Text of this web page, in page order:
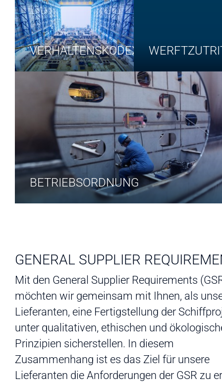
VERHALTENSKODEX
BETRIEBSORDNUNG
GENERAL SUPPLIER
Mit den General Supplier Requirements
möchten wir gemeinsam mit Ihnen, als
Lieferanten, eine Fertigstellung der
unter qualitativen, ethischen und
Prinzipien sicherstellen. In diesem
Zusammenhang ist es das Ziel für unsere
Lieferanten die Anforderungen der GSR zu